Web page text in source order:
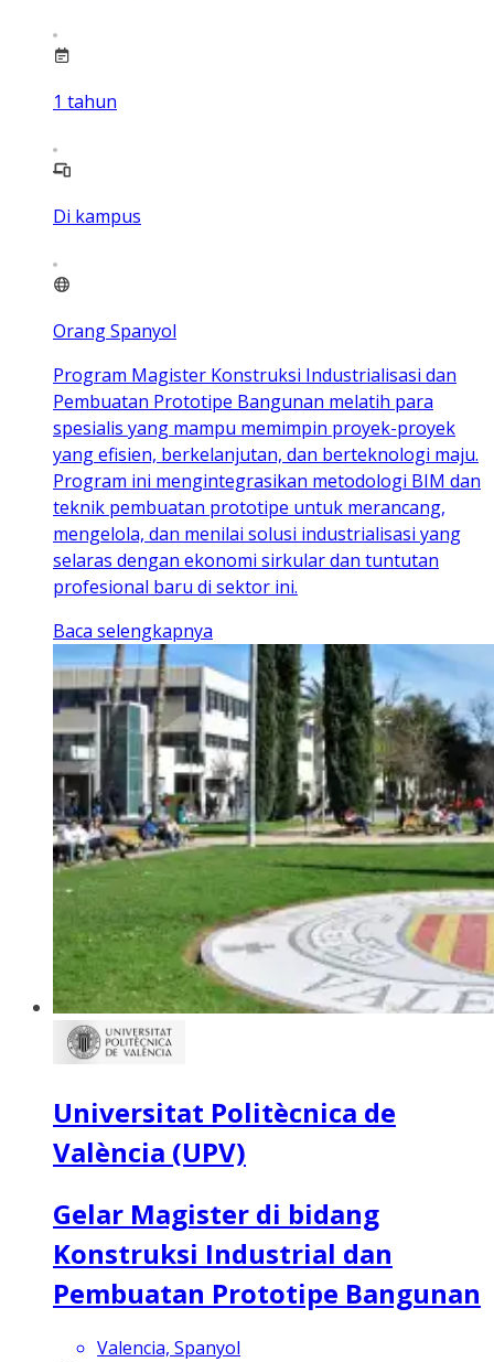
1 tahun
Di kampus
Orang Spanyol
Program Magister Konstruksi Industrialisasi dan
Pembuatan Prototipe Bangunan melatih para
spesialis yang mampu memimpin proyek-proyek
yang efisien, berkelanjutan, dan berteknologi maju.
Program ini mengintegrasikan metodologi BIM dan
teknik pembuatan prototipe untuk merancang,
mengelola, dan menilai solusi industrialisasi yang
selaras dengan ekonomi sirkular dan tuntutan
profesional baru di sektor ini.
Baca selengkapnya
Universitat Politècnica de
València (UPV)
Gelar Magister di bidang
Konstruksi Industrial dan
Pembuatan Prototipe Bangunan
Valencia, Spanyol